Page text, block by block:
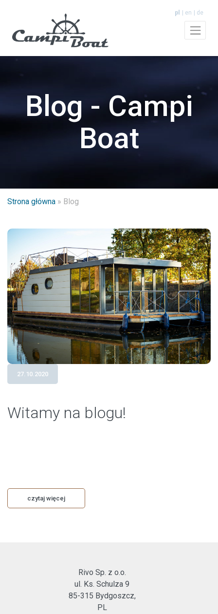
pl en de
Blog - Campi
Boat
Strona główna » Blog
27.10.2020
Witamy na blogu!
czytaj więcej
Rivo Sp. z o.o.
ul. Ks. Schulza 9
85-315 Bydgoszcz,
PL